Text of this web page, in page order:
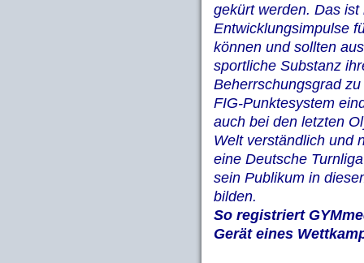
gekürt werden. Das
Entwicklungsimpulse
können und sollten
sportliche Substanz
Beherrschungsgrad
FIG-Punktesystem
auch bei den letzten
Welt verständlich und
eine Deutsche
sein Publikum in
bilden.
So registriert
Gerät eines